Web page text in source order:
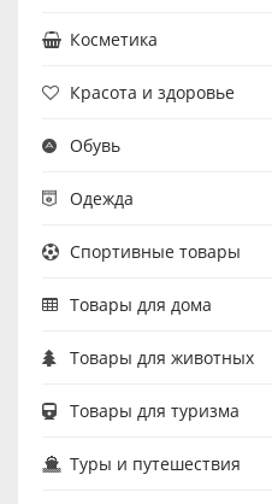
Косметика
Красота и здоровье
Обувь
Одежда
Спортивные товары
Товары для дома
Товары для животных
Товары для туризма
Туры и путешествия